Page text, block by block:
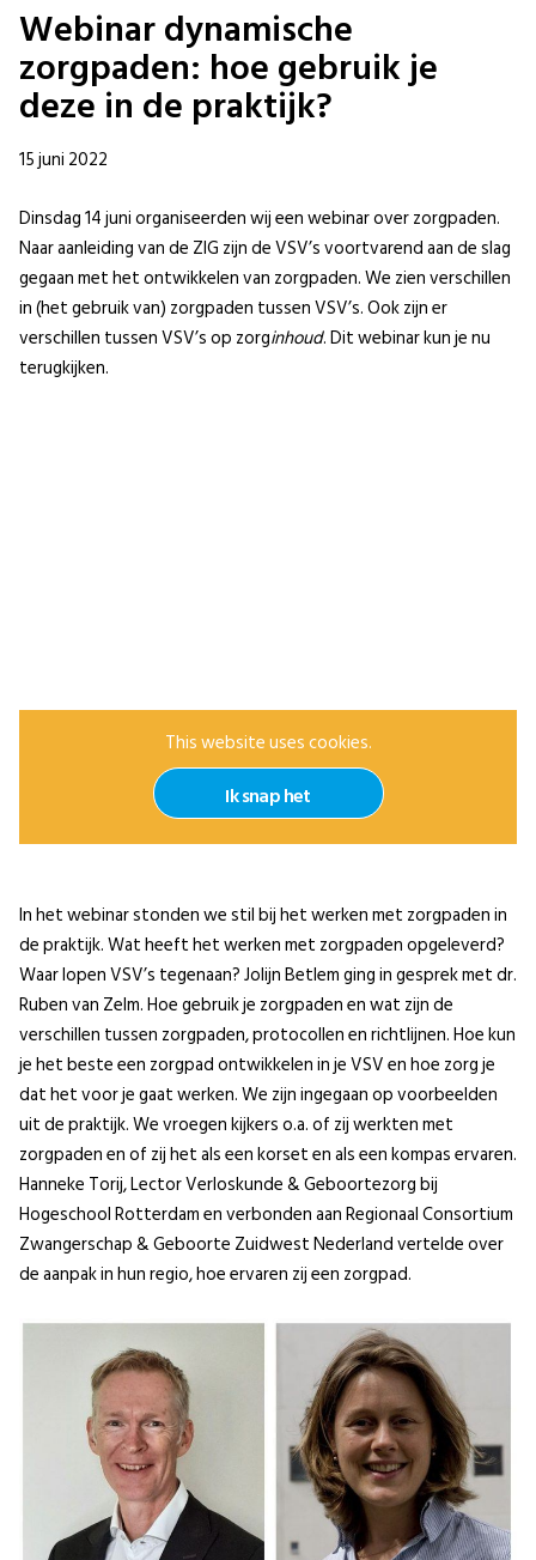
Webinar dynamische
zorgpaden: hoe gebruik je
deze in de praktijk?
15 juni 2022
Dinsdag 14 juni organiseerden wij een webinar over zorgpaden.
Naar aanleiding van de ZIG zijn de VSV’s voortvarend aan de slag
gegaan met het ontwikkelen van zorgpaden. We zien verschillen
in (het gebruik van) zorgpaden tussen VSV’s. Ook zijn er
verschillen tussen VSV’s op zorginhoud. Dit webinar kun je nu
terugkijken.
This website uses cookies.
Ik snap het
In het webinar stonden we stil bij het werken met zorgpaden in
de praktijk. Wat heeft het werken met zorgpaden opgeleverd?
Waar lopen VSV’s tegenaan? Jolijn Betlem ging in gesprek met dr.
Ruben van Zelm. Hoe gebruik je zorgpaden en wat zijn de
verschillen tussen zorgpaden, protocollen en richtlijnen. Hoe kun
je het beste een zorgpad ontwikkelen in je VSV en hoe zorg je
dat het voor je gaat werken. We zijn ingegaan op voorbeelden
uit de praktijk. We vroegen kijkers o.a. of zij werkten met
zorgpaden en of zij het als een korset en als een kompas ervaren.
Hanneke Torij, Lector Verloskunde & Geboortezorg bij
Hogeschool Rotterdam en verbonden aan Regionaal Consortium
Zwangerschap & Geboorte Zuidwest Nederland vertelde over
de aanpak in hun regio, hoe ervaren zij een zorgpad.